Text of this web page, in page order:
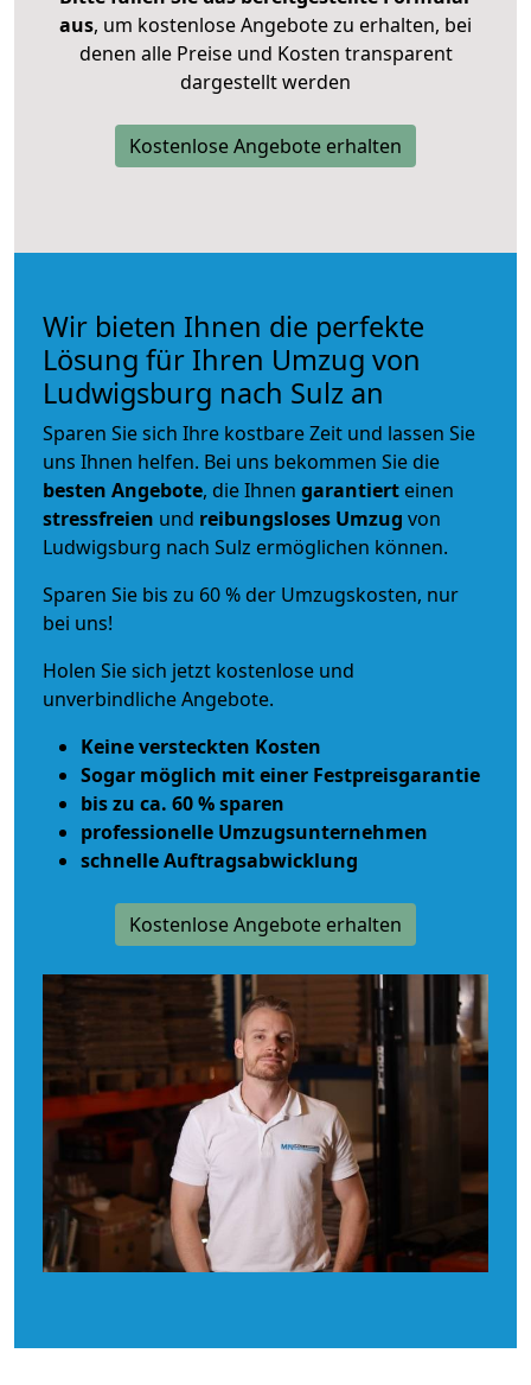
aus, um kostenlose Angebote zu erhalten, bei
denen alle Preise und Kosten transparent
dargestellt werden
Kostenlose Angebote erhalten
Wir bieten Ihnen die perfekte
Lösung für Ihren Umzug von
Ludwigsburg nach Sulz an
Sparen Sie sich Ihre kostbare Zeit und lassen Sie
uns Ihnen helfen. Bei uns bekommen Sie die
besten Angebote, die Ihnen garantiert einen
stressfreien und reibungsloses Umzug von
Ludwigsburg nach Sulz ermöglichen können.
Sparen Sie bis zu 60 % der Umzugskosten, nur
bei uns!
Holen Sie sich jetzt kostenlose und
unverbindliche Angebote.
Keine versteckten Kosten
Sogar möglich mit einer Festpreisgarantie
bis zu ca. 60 % sparen
professionelle Umzugsunternehmen
schnelle Auftragsabwicklung
Kostenlose Angebote erhalten